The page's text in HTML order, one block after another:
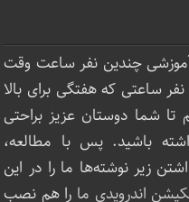
چندین نفر ساعت‌ وقت
ساعتی که هفتگی برای بالا
شما دوستان عزیز براحتی
باشید. پس با مطالعه،
زیر نوشته‌‌ها ما را در این
اندرویدی ما را هم نصب